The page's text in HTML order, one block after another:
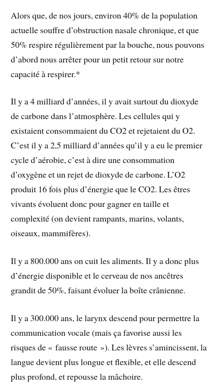
Alors que, de nos jours, environ 40% de la population
actuelle souffre d’obstruction nasale chronique, et que
50% respire régulièrement par la bouche, nous pouvons
d’abord nous arrêter pour un petit retour sur notre
capacité à respirer.*
Il y a 4 milliard d’années, il y avait surtout du dioxyde
de carbone dans l’atmosphère. Les cellules qui y
existaient consommaient du CO2 et rejetaient du O2.
C’est il y a 2,5 milliard d’années qu’il y a eu le premier
cycle d’aérobie, c’est à dire une consommation
d’oxygène et un rejet de dioxyde de carbone. L’O2
produit 16 fois plus d’énergie que le CO2. Les êtres
vivants évoluent donc pour gagner en taille et
complexité (on devient rampants, marins, volants,
oiseaux, mammifères).
Il y a 800.000 ans on cuit les aliments. Il y a donc plus
d’énergie disponible et le cerveau de nos ancêtres
grandit de 50%, faisant évoluer la boîte crânienne.
Il y a 300.000 ans, le larynx descend pour permettre la
communication vocale (mais ça favorise aussi les
risques de « fausse route »). Les lèvres s’amincissent, la
langue devient plus longue et flexible, et elle descend
plus profond, et repousse la mâchoire.